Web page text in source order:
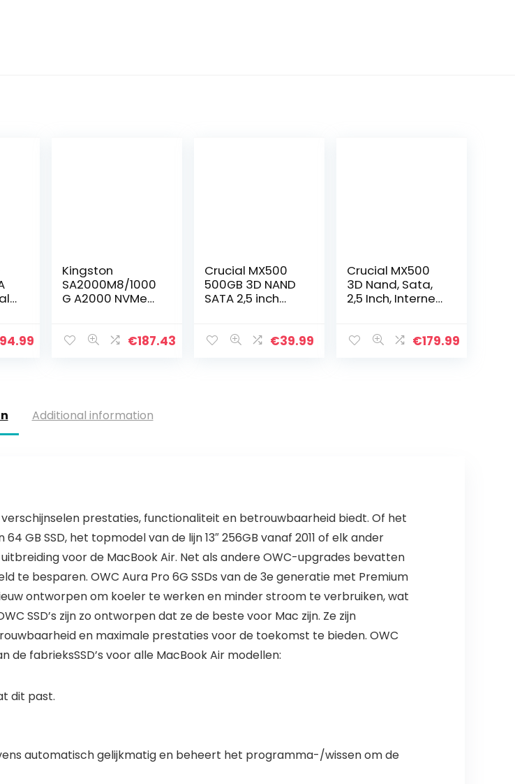
Kingston
SA2000M8/1000
G A2000 NVMe
€187.43
Crucial MX500
500GB 3D NAND
SATA 2,5 inch
CT500MX500SS
€39.99
Crucial MX500
3D Nand, Sata,
2,5 Inch, Interne
€179.99
Additional information
prestaties, functionaliteit en betrouwbaarheid biedt. Of het
GB SSD, het topmodel van de lijn 13″ 256GB vanaf 2011 of elk ander
voor de MacBook Air. Net als andere OWC-upgrades bevatten
te besparen. OWC Aura Pro 6G SSDs van de 3e generatie met Premium
ontworpen om koeler te werken en minder stroom te verbruiken, wat
SSD’s zijn zo ontworpen dat ze de beste voor Mac zijn. Ze zijn
en maximale prestaties voor de toekomst te bieden. OWC
fabrieksSSD’s voor alle MacBook Air modellen:
dit past.
automatisch gelijkmatig en beheert het programma-/wissen om de